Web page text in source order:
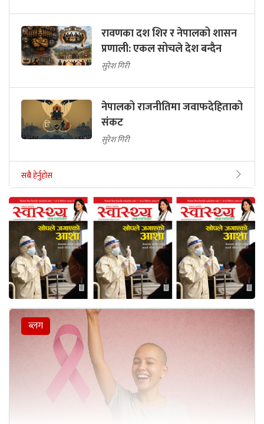
रावणका दश शिर र नेपालको शासन
प्रणाली: एकल सोचले देश बन्दैन
सुरेश गिरी
नेपालको राजनीतिमा जवाफदेहिताको
संकट
सुरेश गिरी
सबै हेर्नुहोस
ब्लग